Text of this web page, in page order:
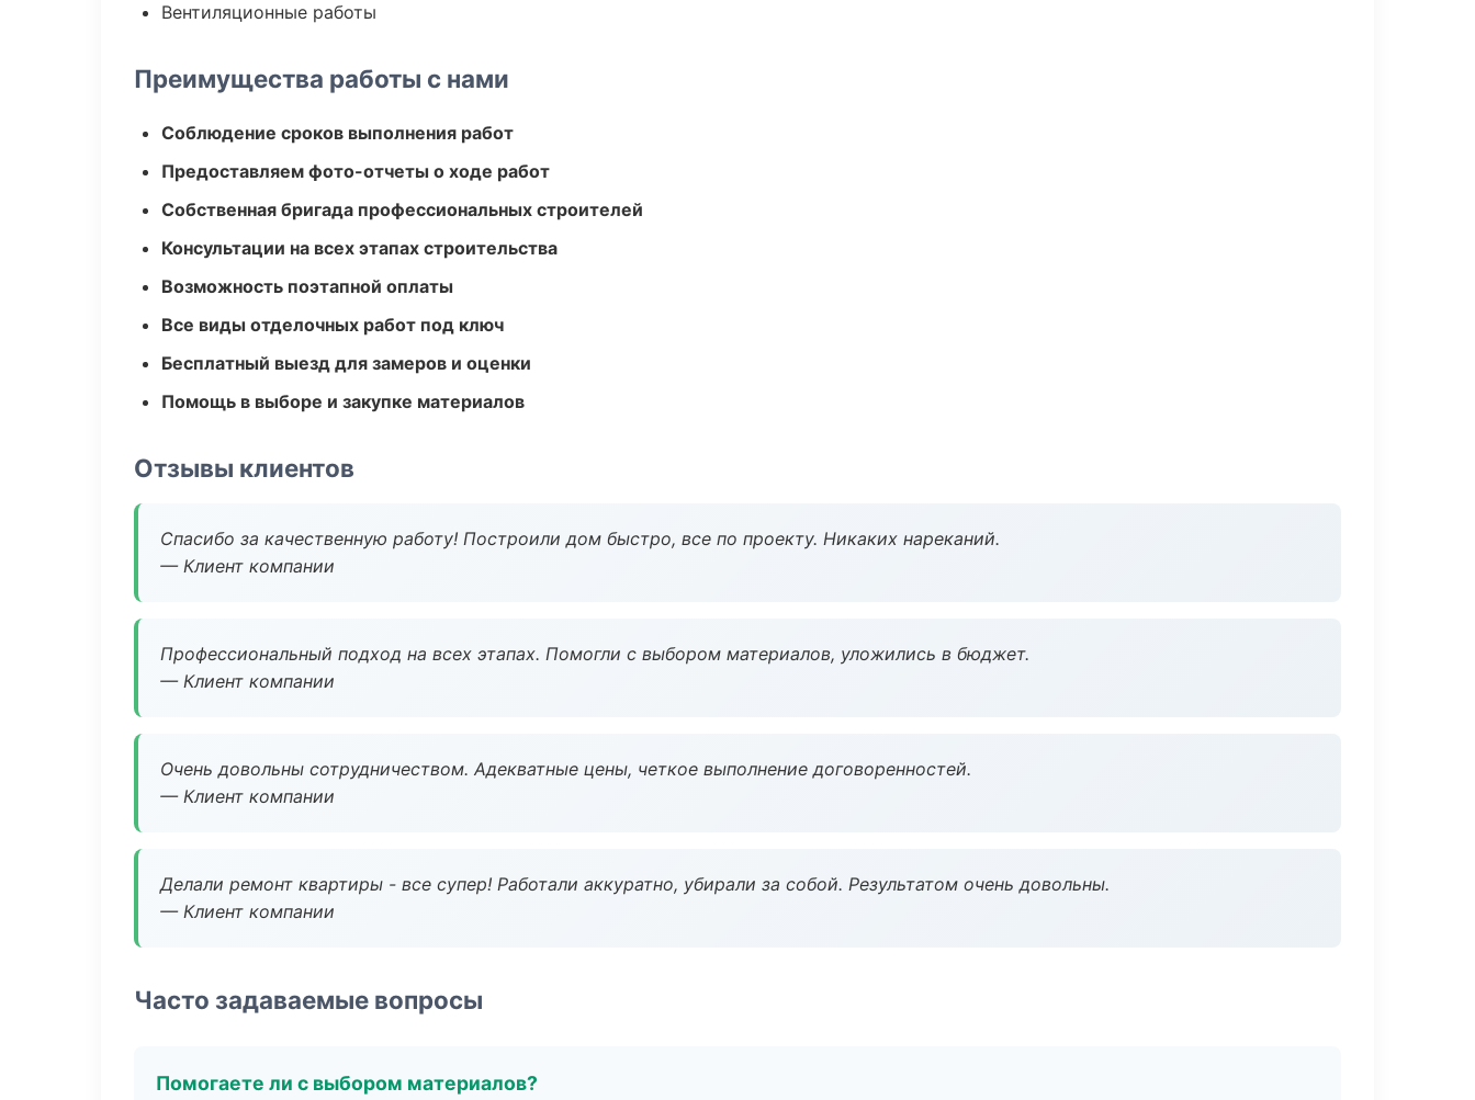
Вентиляционные работы
Преимущества работы с нами
Соблюдение сроков выполнения работ
Предоставляем фото-отчеты о ходе работ
Собственная бригада профессиональных строителей
Консультации на всех этапах строительства
Возможность поэтапной оплаты
Все виды отделочных работ под ключ
Бесплатный выезд для замеров и оценки
Помощь в выборе и закупке материалов
Отзывы клиентов
Спасибо за качественную работу! Построили дом быстро, все по проекту. Никаких нареканий.
— Клиент компании
Профессиональный подход на всех этапах. Помогли с выбором материалов, уложились в бюджет.
— Клиент компании
Очень довольны сотрудничеством. Адекватные цены, четкое выполнение договоренностей.
— Клиент компании
Делали ремонт квартиры - все супер! Работали аккуратно, убирали за собой. Результатом очень довольны.
— Клиент компании
Часто задаваемые вопросы
Помогаете ли с выбором материалов?